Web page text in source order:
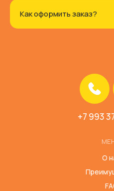
Как оформить заказ?
О
+7 993